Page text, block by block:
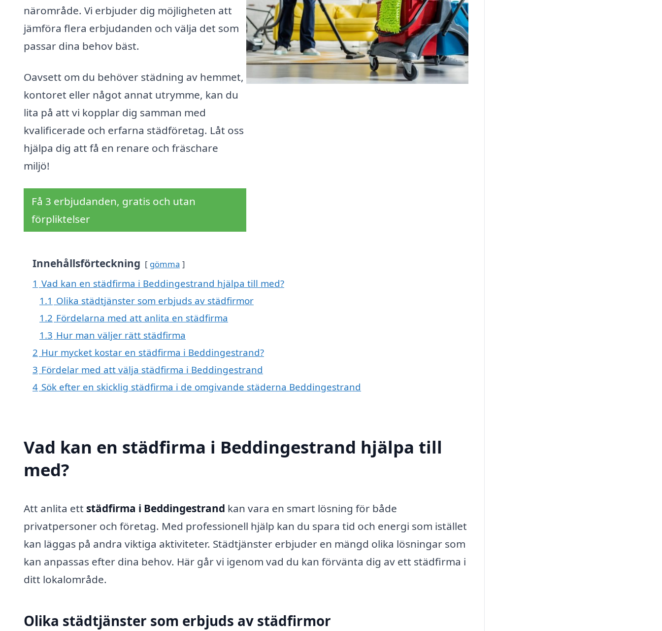
närområde. Vi erbjuder dig möjligheten att
jämföra flera erbjudanden och välja det som
passar dina behov bäst.
Oavsett om du behöver städning av hemmet,
kontoret eller något annat utrymme, kan du
lita på att vi kopplar dig samman med
kvalificerade och erfarna städföretag. Låt oss
hjälpa dig att få en renare och fräschare
miljö!
Få 3 erbjudanden, gratis och utan
förpliktelser
Innehållsförteckning gömma
1 Vad kan en städfirma i Beddingestrand hjälpa till med?
1.1 Olika städtjänster som erbjuds av städfirmor
1.2 Fördelarna med att anlita en städfirma
1.3 Hur man väljer rätt städfirma
2 Hur mycket kostar en städfirma i Beddingestrand?
3 Fördelar med att välja städfirma i Beddingestrand
4 Sök efter en skicklig städfirma i de omgivande städerna Beddingestrand
Vad kan en städfirma i Beddingestrand hjälpa till
med?
Att anlita ett städfirma i Beddingestrand kan vara en smart lösning för både
privatpersoner och företag. Med professionell hjälp kan du spara tid och energi som istället
kan läggas på andra viktiga aktiviteter. Städtjänster erbjuder en mängd olika lösningar som
kan anpassas efter dina behov. Här går vi igenom vad du kan förvänta dig av ett städfirma i
ditt lokalområde.
Olika städtjänster som erbjuds av städfirmor